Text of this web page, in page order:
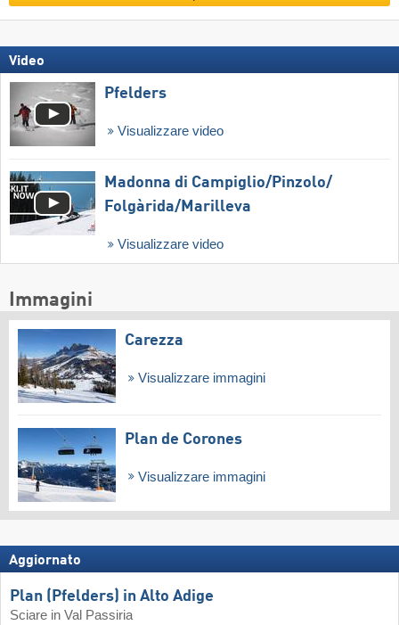
Video
Pfelders
Visualizzare video
Madonna di Campiglio/​Pinzolo/​
Folgàrida/​Marilleva
Visualizzare video
Immagini
Carezza
Visualizzare immagini
Plan de Corones
Visualizzare immagini
Aggiornato
Plan (Pfelders) in Alto Adige
Sciare in Val Passiria